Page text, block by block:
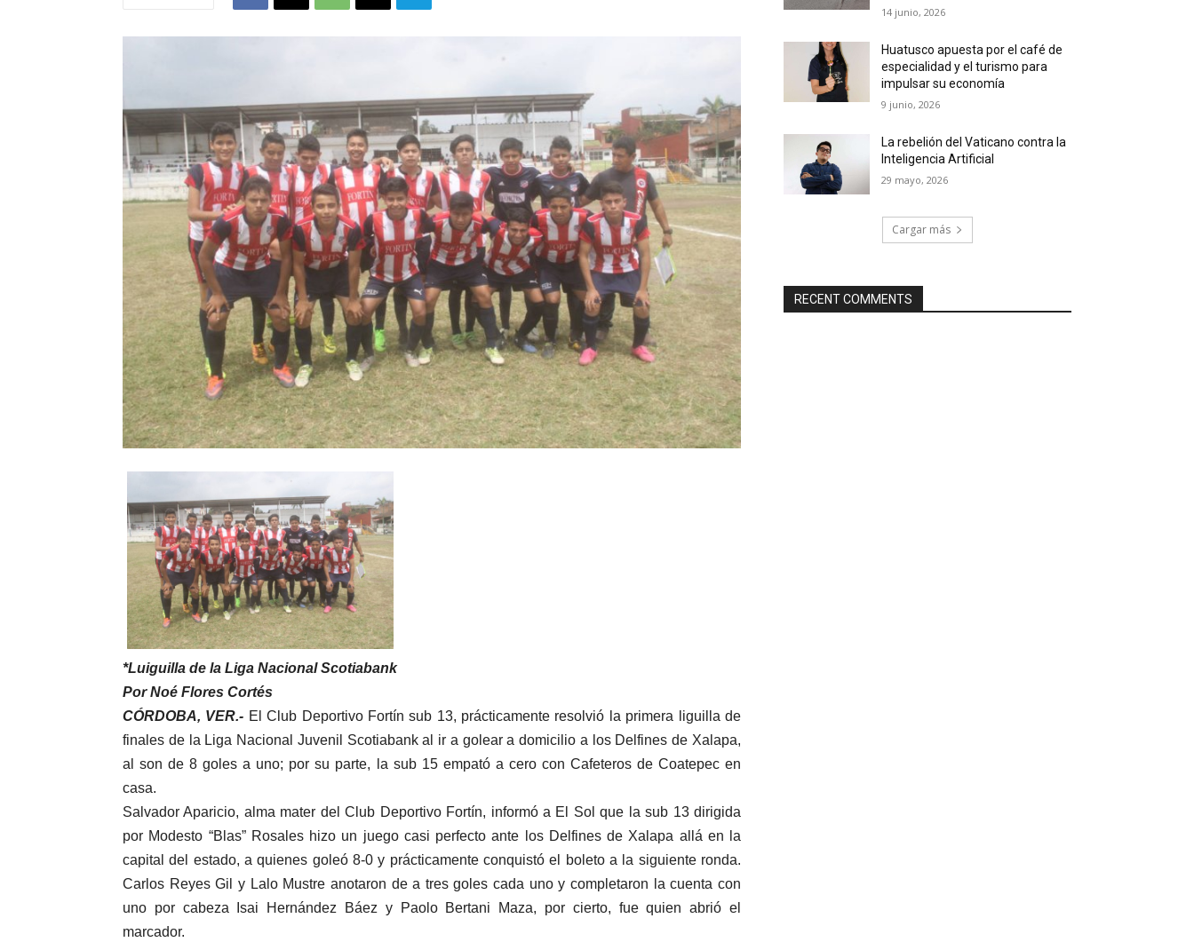
*Luiguilla de la Liga Nacional Scotiabank
Por Noé Flores Cortés
CÓRDOBA, VER.- El Club Deportivo Fortín sub 13, prácticamente resolvió la primera liguilla de
finales de la Liga Nacional Juvenil Scotiabank al ir a golear a domicilio a los Delfines de Xalapa,
al son de 8 goles a uno; por su parte, la sub 15 empató a cero con Cafeteros de Coatepec en
casa.
Salvador Aparicio, alma mater del Club Deportivo Fortín, informó a El Sol que la sub 13 dirigida
por Modesto “Blas” Rosales hizo un juego casi perfecto ante los Delfines de Xalapa allá en la
capital del estado, a quienes goleó 8-0 y prácticamente conquistó el boleto a la siguiente ronda.
Carlos Reyes Gil y Lalo Mustre anotaron de a tres goles cada uno y completaron la cuenta con
uno por cabeza Isai Hernández Báez y Paolo Bertani Maza, por cierto, fue quien abrió el
marcador.
14 junio, 2026
Huatusco apuesta por el café de
especialidad y el turismo para
impulsar su economía
9 junio, 2026
La rebelión del Vaticano contra la
Inteligencia Artificial
29 mayo, 2026
Cargar más
RECENT COMMENTS